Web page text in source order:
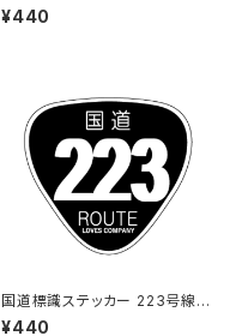
¥440
国道標識ステッカー 223号線
（ブラック）
¥440